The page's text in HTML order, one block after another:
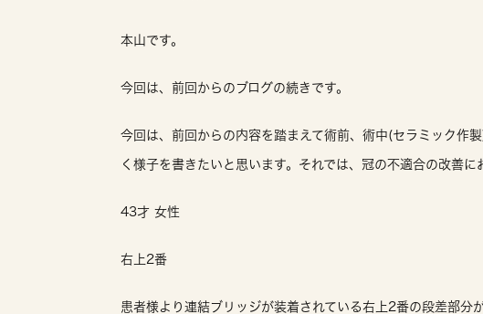
本山です。
今回は、前回からのブログの続きです。
今回は、前回からの内容を踏まえて術前、術中(セラミック作
く様子を書きたいと思います。それでは、冠の不適合の改善
43才 女性
右上2番
患者様より連結ブリッジが装着されている右上2番の段差部分